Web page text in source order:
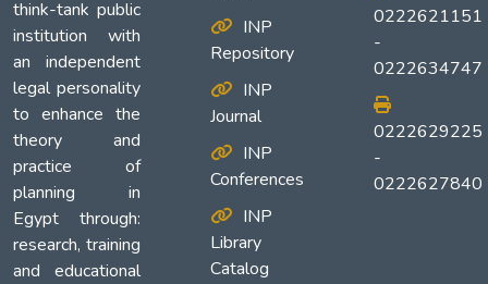
think-tank public
institution with
an independent
legal personality
to enhance the
theory and
practice of
planning in
Egypt through:
research, training
and educational
INP
Repository
INP
Journal
INP
Conferences
INP
Library
Catalog
0222621151
-
0222634747
0222629225
-
0222627840